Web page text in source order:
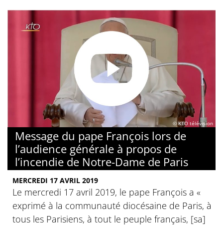
© KTO télévision
Message du pape François lors de
l’audience générale à propos de
l’incendie de Notre-Dame de Paris
MERCREDI 17 AVRIL 2019
Le mercredi 17 avril 2019, le pape François a «
exprimé à la communauté diocésaine de Paris, à
tous les Parisiens, à tout le peuple français, [sa]